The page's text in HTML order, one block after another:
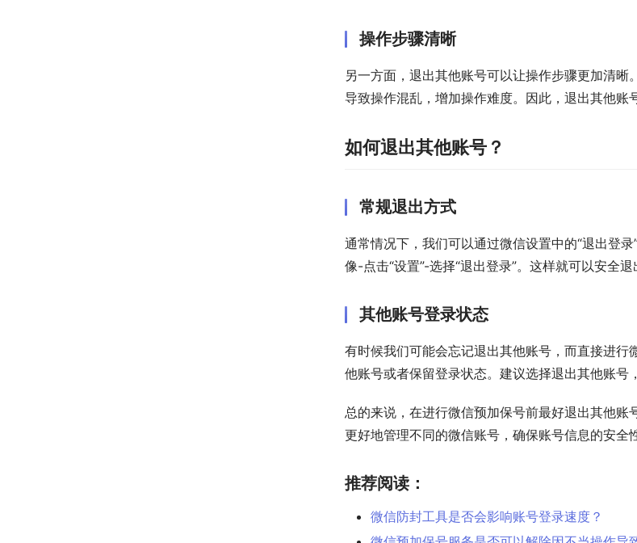
操作步骤清晰
另一方面，退出其他账号可以让操作步骤更加清
导致操作混乱，增加操作难度。因此，退出其他账
如何退出其他账号？
常规退出方式
通常情况下，我们可以通过微信设置中的“退出登
像-点击“设置”-选择“退出登录”。这样就可以安全退
其他账号登录状态
有时候我们可能会忘记退出其他账号，而直接进
他账号或者保留登录状态。建议选择退出其他账号
总的来说，在进行微信预加保号前最好退出其他
更好地管理不同的微信账号，确保账号信息的安全
推荐阅读：
微信防封工具是否会影响账号登录速度？